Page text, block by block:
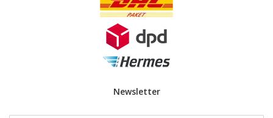
Newsletter